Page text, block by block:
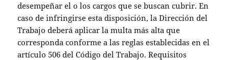
desempeñar el o los cargos que se buscan cubrir. En
caso de infringirse esta disposición, la Dirección del
Trabajo deberá aplicar la multa más alta que
corresponda conforme a las reglas establecidas en el
artículo 506 del Código del Trabajo. Requisitos